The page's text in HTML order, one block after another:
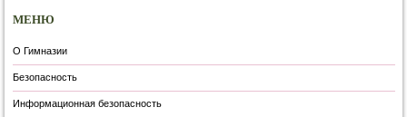
МЕНЮ
О Гимназии
Безопасность
Информационная безопасность